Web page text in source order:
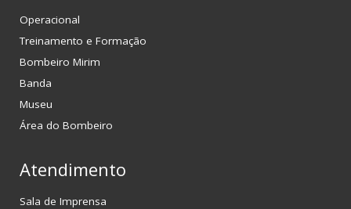
Operacional
Treinamento e Formação
Bombeiro Mirim
Banda
Museu
Área do Bombeiro
Atendimento
Sala de Imprensa